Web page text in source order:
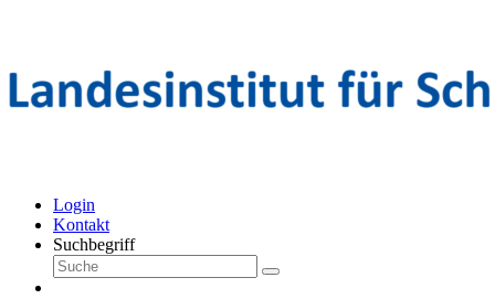
Login
Kontakt
Suchbegriff